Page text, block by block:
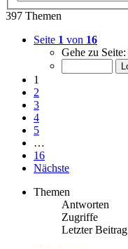
397 Themen
Seite 1 von 16
Gehe zu Seite:
1
2
3
4
5
…
16
Nächste
Themen
Antworten
Zugriffe
Letzter Beitrag